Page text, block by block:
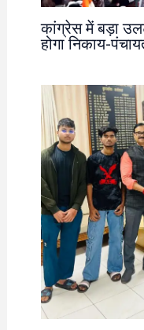
कांग्रेस में बड़ा
होगा निकाय-